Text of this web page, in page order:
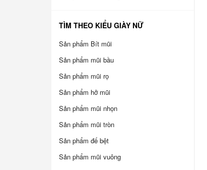
TÌM THEO KIỂU GIÀY NỮ
Sản phẩm Bít mũi
Sản phẩm mũi bầu
Sản phẩm mũi rọ
Sản phẩm hở mũi
Sản phẩm mũi nhọn
Sản phẩm mũi tròn
Sản phẩm đế bệt
Sản phẩm mũi vuông